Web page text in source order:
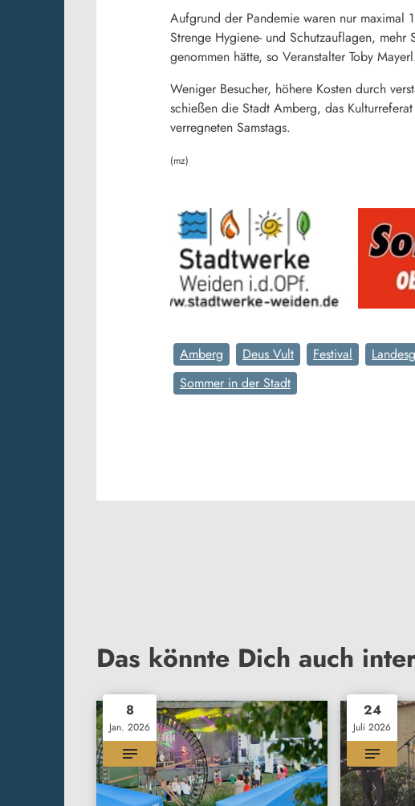
Aufgrund der Pandemie waren nur
Strenge Hygiene- und Schutzauflagen,
genommen hätte, so Veranstalter Toby
Weniger Besucher, höhere Kosten durch
schießen die Stadt Amberg, das
verregneten Samstags.
(mz)
Amberg Deus Vult Festival
Sommer in der Stadt
Das könnte Dich auch
8
Jan. 2026
24
Juli 2026